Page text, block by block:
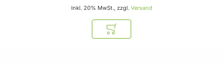
Inkl. 20% MwSt., zzgl. Versand
In den Warenkorb